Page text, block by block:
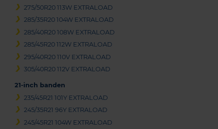
275/50R20 113W EXTRALOAD
285/35R20 104W EXTRALOAD
285/40R20 108W EXTRALOAD
285/45R20 112W EXTRALOAD
295/40R20 110V EXTRALOAD
305/40R20 112V EXTRALOAD
21-inch banden
235/45R21 101Y EXTRALOAD
245/35R21 96Y EXTRALOAD
245/45R21 104W EXTRALOAD